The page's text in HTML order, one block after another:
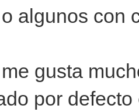
algunos con
gusta
por